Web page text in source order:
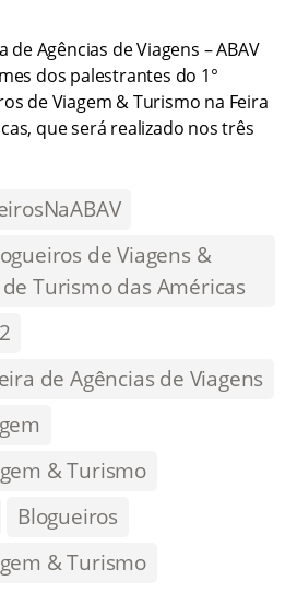
de Agências de Viagens – ABAV
dos palestrantes do 1°
de Viagem & Turismo na Feira
que será realizado nos três
de Viagens &
Turismo das Américas
de Agências de Viagens
& Turismo
Blogueiros
& Turismo